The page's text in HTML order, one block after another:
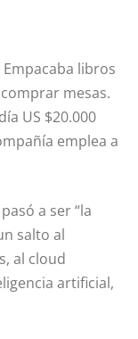
libros
mesas.
US $20.000
emplea a
a ser “la
salto al
al cloud
artificial,